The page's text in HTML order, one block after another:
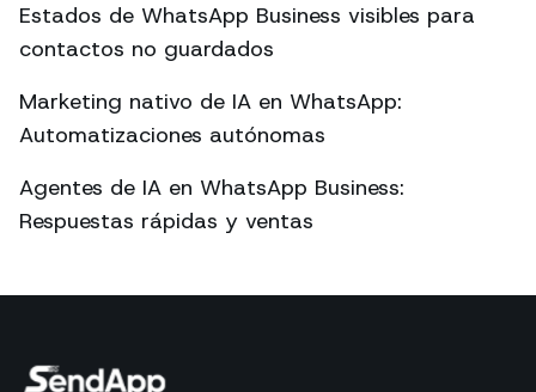
Estados de WhatsApp Business visibles para
contactos no guardados
Marketing nativo de IA en WhatsApp:
Automatizaciones autónomas
Agentes de IA en WhatsApp Business:
Respuestas rápidas y ventas